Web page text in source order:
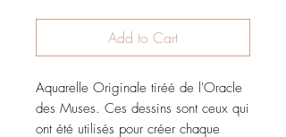
Add to Cart
Aquarelle Originale tiréé de l'Oracle
des Muses. Ces dessins sont ceux qui
ont été utilisés pour créer chaque